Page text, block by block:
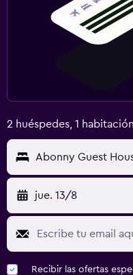
2 huéspedes, 1 habitación
Abonny Guest
jue. 13/8
Recibir las ofertas